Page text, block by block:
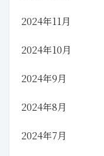
2024年11月
2024年10月
2024年9月
2024年8月
2024年7月